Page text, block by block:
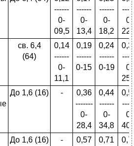
------
0-
09,5
------
0-
13,4
------
0-
18,2
0-
св. 6,4
(64)
0,14
------
0-
11,1
0,19
------
0-15
0,24
------
0-19
0-
До 1,6 (16) -
0,36
-------
0-
28,4
0,44
------
0-
34,8
0-
До 1,6 (16) -
0,57
0,71